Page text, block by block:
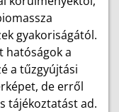
gyakoriságától.
hatóságok a
a tűzgyújtási
de erről
tájékoztatást ad.